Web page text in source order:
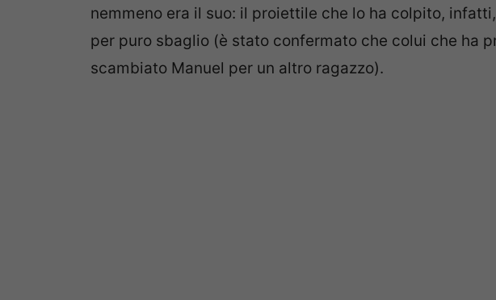
nemmeno era il suo: il proiettile che lo ha colpito,
per puro sbaglio (è stato confermato che colui che ha
scambiato Manuel per un altro ragazzo).